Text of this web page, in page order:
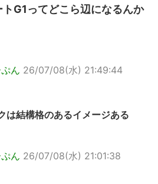
G1ってどこら辺になるんか
ん 26/07/08(水) 21:49:44
は結構格のあるイメージある
ん 26/07/08(水) 21:01:38